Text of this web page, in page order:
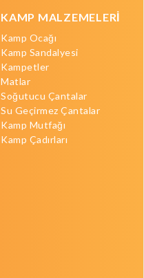
KAMP MALZEMELERİ
Kamp Ocağı
Kamp Sandalyesi
Kampetler
Matlar
Soğutucu Çantalar
Su Geçirmez Çantalar
Kamp Mutfağı
Kamp Çadırları